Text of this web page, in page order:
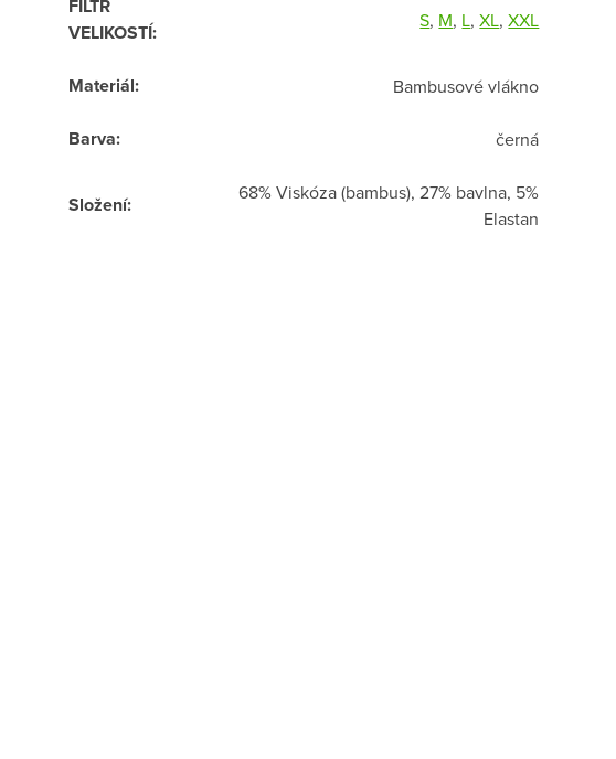
FILTR
VELIKOSTÍ: S, M, L,XL,XXL
Materiál: Bambusové vlákno
Barva: černá
Složení:
68% Viskóza (bambus), 27% bavlna, 5%
Elastan